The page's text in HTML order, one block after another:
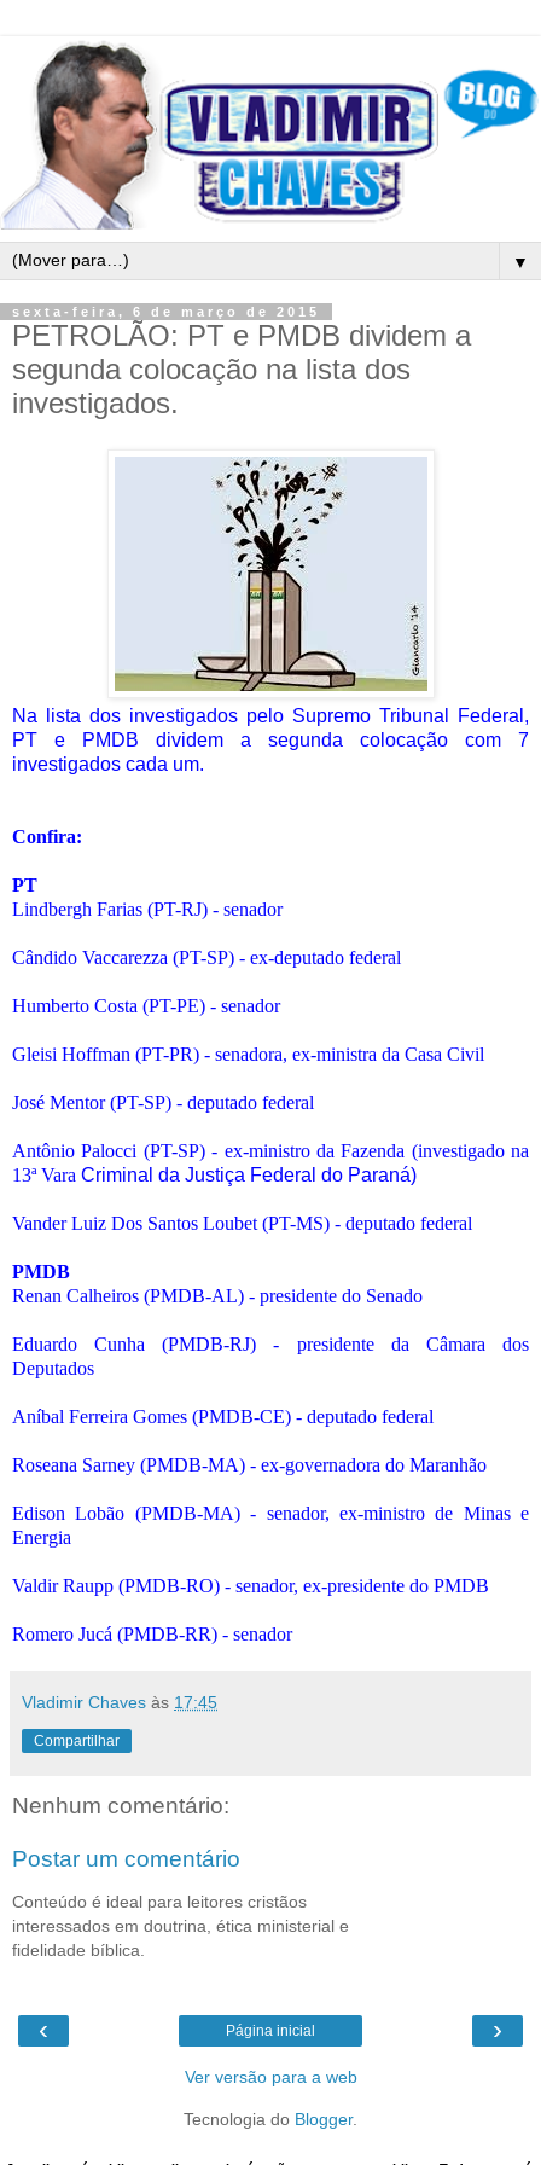
▼
sexta-feira, 6 de março de 2015
PETROLÃO: PT e PMDB dividem a
segunda colocação na lista dos
investigados.
Na lista dos investigados pelo Supremo Tribunal Federal,
PT e PMDB dividem a segunda colocação com 7
investigados cada um.
Confira:
PT
Lindbergh Farias (PT-RJ) - senador
Cândido Vaccarezza (PT-SP) - ex-deputado federal
Humberto Costa (PT-PE) - senador
Gleisi Hoffman (PT-PR) - senadora, ex-ministra da Casa Civil
José Mentor (PT-SP) - deputado federal
Antônio Palocci (PT-SP) - ex-ministro da Fazenda (investigado na
13ª Vara Criminal da Justiça Federal do Paraná)
Vander Luiz Dos Santos Loubet (PT-MS) - deputado federal
PMDB
Renan Calheiros (PMDB-AL) - presidente do Senado
Eduardo Cunha (PMDB-RJ) - presidente da Câmara dos
Deputados
Aníbal Ferreira Gomes (PMDB-CE) - deputado federal
Roseana Sarney (PMDB-MA) - ex-governadora do Maranhão
Edison Lobão (PMDB-MA) - senador, ex-ministro de Minas e
Energia
Valdir Raupp (PMDB-RO) - senador, ex-presidente do PMDB
Romero Jucá (PMDB-RR) - senador
Vladimir Chaves às 17:45
Compartilhar
Nenhum comentário:
Postar um comentário
Conteúdo é ideal para leitores cristãos
interessados em doutrina, ética ministerial e
fidelidade bíblica.
‹ ›
Página inicial
Ver versão para a web
Tecnologia do Blogger.